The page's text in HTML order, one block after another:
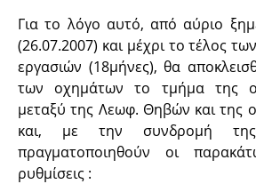
Για το λόγο αυτό, από αύριο
(26.07.2007) και μέχρι το τέλος
εργασιών (18μήνες), θα
των οχημάτων το τμήμα της
μεταξύ της Λεωφ. Θηβών και της
και, με την συνδρομή
πραγματοποιηθούν οι
ρυθμίσεις :